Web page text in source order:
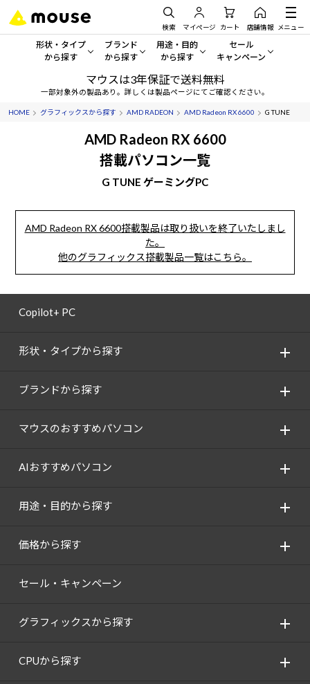
検索 マイページ カート 店舗情報 メニュー
形状・タイプ
から探す
形状・タイプから探す をすべてみる
デスクトップPC
ワークステーション
Windows 11
ブランド
から探す
mouse
G TUNE
DAIV
iiyama
用途・目的
から探す
一般向けパソコン
ゲーミングPC・ゲーム向けパソコン
ビジネス向けパソコン
スペック/パーツ別
セール
キャンペーン
セール・キャンペー
期間限定セール
おすすめ目玉パソコン
今イチオシのパソコンをピ
Windows 11
マウスは3年保証で送料無料
一部対象外の製品あり。詳しくは製品ページにてご確認ください。
HOME グラフィックスから探す AMD RADEON AMD Radeon RX 6600 G TUNE
AMD Radeon RX 6600
搭載パソコン一覧
G TUNE ゲーミングPC
AMD Radeon RX 6600搭載製品は取り扱いを終了いたしまし
た。
他のグラフィックス搭載製品一覧はこちら。
Copilot+ PC
形状・タイプから探す
ブランドから探す
マウスのおすすめパソコン
AIおすすめパソコン
用途・目的から探す
価格から探す
セール・キャンペーン
グラフィックスから探す
CPUから探す